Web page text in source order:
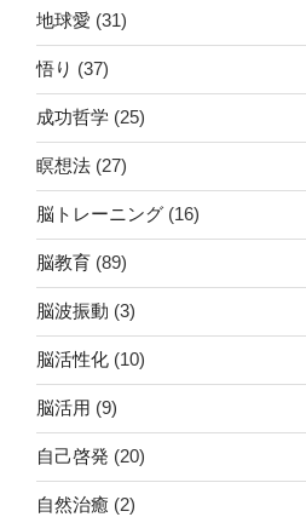
地球愛 (31)
悟り (37)
成功哲学 (25)
瞑想法 (27)
脳トレーニング (16)
脳教育 (89)
脳波振動 (3)
脳活性化 (10)
脳活用 (9)
自己啓発 (20)
自然治癒 (2)